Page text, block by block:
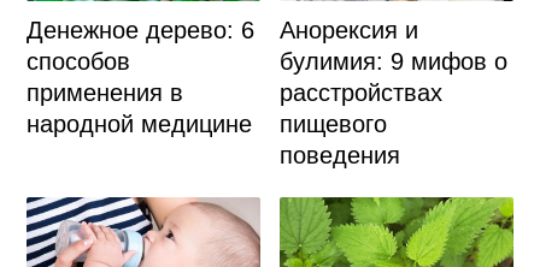
Денежное дерево: 6
способов
применения в
народной медицине
Анорексия и
булимия: 9 мифов о
расстройствах
пищевого
поведения